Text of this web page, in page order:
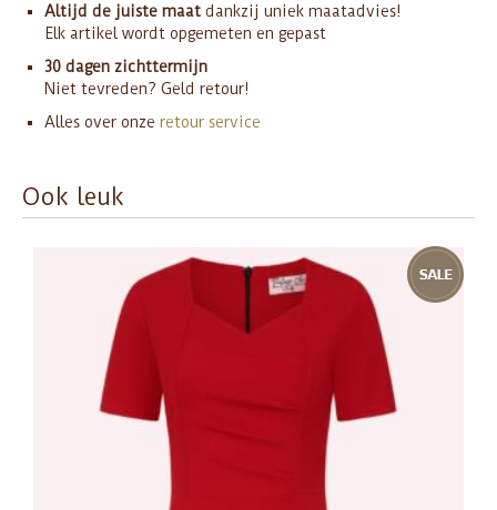
Altijd de juiste maat dankzij uniek maatadvies!
Elk artikel wordt opgemeten en gepast
30 dagen zichttermijn
Niet tevreden? Geld retour!
Alles over onze retour service
Ook leuk